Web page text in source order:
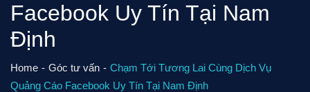
Facebook Uy Tín Tại Nam
Định
Home Góc tư vấn
Chạm Tới Tương Lai Cùng Dịch Vụ
Quảng Cáo Facebook Uy Tín Tại Nam Định